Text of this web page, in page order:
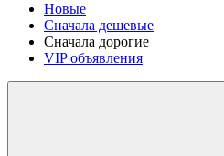
Новые
Сначала дешевые
Сначала дорогие
VIP объявления